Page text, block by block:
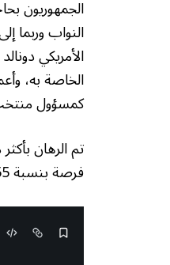
النواب وربما
كمسؤول
فرصة بنسبة 55٪ لحدوث ذلك، في النظرة الأخيرة يوم الاثنين.